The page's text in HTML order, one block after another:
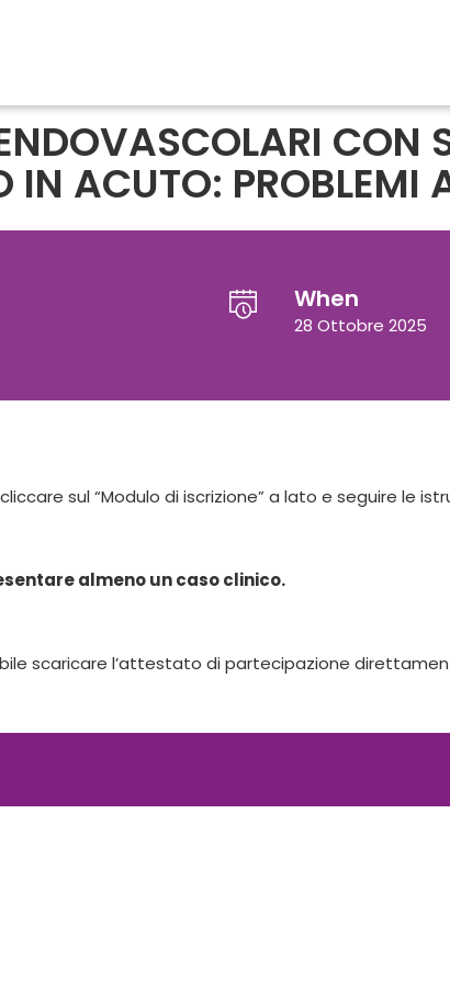
CON
ACUTO: PROBLEMI
When
28 Ottobre 2025
sul “Modulo di iscrizione” a lato e seguire le
almeno un caso clinico.
scaricare l’attestato di partecipazione